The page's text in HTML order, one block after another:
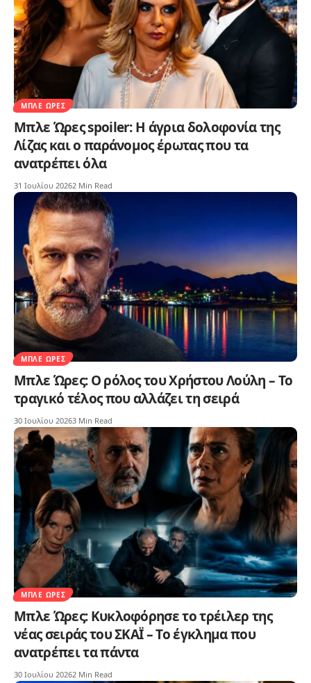
ΜΠΛΕ ΏΡΕΣ
Μπλε Ώρες spoiler: Η άγρια δολοφονία της
Λίζας και ο παράνομος έρωτας που τα
ανατρέπει όλα
31 Ιουλίου 20262 Min Read
ΜΠΛΕ ΏΡΕΣ
Μπλε Ώρες: Ο ρόλος του Χρήστου Λούλη – Το
τραγικό τέλος που αλλάζει τη σειρά
30 Ιουλίου 20263 Min Read
ΜΠΛΕ ΏΡΕΣ
Μπλε Ώρες: Κυκλοφόρησε το τρέιλερ της
νέας σειράς του ΣΚΑΪ – Το έγκλημα που
ανατρέπει τα πάντα
30 Ιουλίου 20262 Min Read